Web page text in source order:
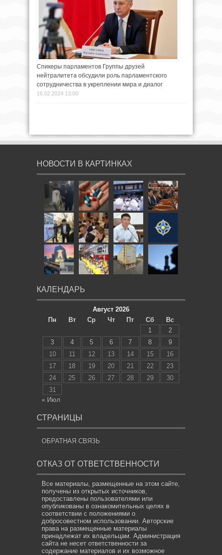
Спикеры парламентов Группы друзей
нейтралитета обсудили роль парламентского
сотрудничества в укреплении мира и диалог
16.02.2024 13:00
НОВОСТИ В КАРТИНКАХ
КАЛЕНДАРЬ
Август 2026
Пн
Вт Ср Чт Пт Сб
Вс
1
2
3
4 5 6 7 8
9
10
11 12 13 14 15
16
17
18 19 20 21 22
23
24
25 26 27 28 29
30
31
« Июл
СТРАНИЦЫ
ОБРАТНАЯ СВЯЗЬ
ОТКАЗ ОТ ОТВЕТСТВЕННОСТИ
Все материалы, размещенные на этом сайте,
получены из открытых источников,
предоставлены пользователями или
опубликованы в ознакомительных целях в
соответствии с положениями о
добросовестном использовании. Авторские
права на размещенные материалы
принадлежат их владельцам. Администрация
сайта не несет ответственности за
содержание материалов и их возможное